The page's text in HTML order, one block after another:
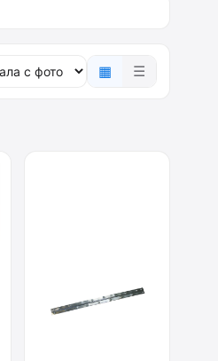
▦ ☰